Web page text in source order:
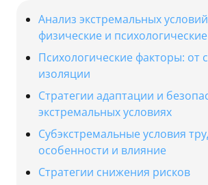
Анализ экстремальных
физические и
Психологические факторы: от
изоляции
Стратегии адаптации и
экстремальных условиях
Субэкстремальные условия
особенности и влияние
Стратегии снижения рисков